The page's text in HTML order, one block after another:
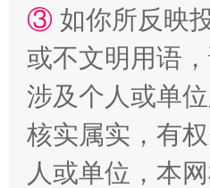
这是一记警钟！
③ 如你所反映
或不文明用语
涉及个人或单
核实属实，有
人或单位，本